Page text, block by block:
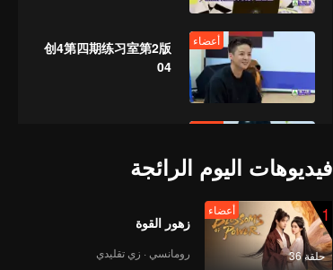
أعضاء
创4第四期练习室第2版
04
传-841767546752
أعضاء
创4第六期练习室有花无
唱第一版06
فيديوهات اليوم الرائجة
1
حلقة 36
أعضاء
زهور القوة
رومانسي · زي تقليدي